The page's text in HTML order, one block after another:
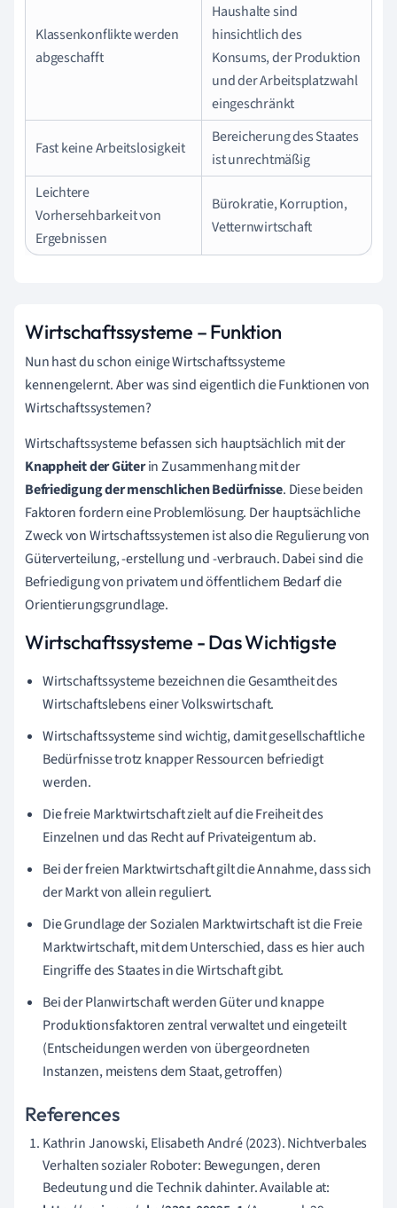
Klassenkonflikte werden
abgeschafft
Haushalte sind
hinsichtlich des
Konsums, der Produktion
und der Arbeitsplatzwahl
eingeschränkt
Fast keine Arbeitslosigkeit
Bereicherung des Staates
ist unrechtmäßig
Leichtere
Vorhersehbarkeit von
Ergebnissen
Bürokratie, Korruption,
Vetternwirtschaft
Wirtschaftssysteme – Funktion
Nun hast du schon einige Wirtschaftssysteme
kennengelernt. Aber was sind eigentlich die Funktionen von
Wirtschaftssystemen?
Wirtschaftssysteme befassen sich hauptsächlich mit der
Knappheit der Güterin Zusammenhang mit der
Befriedigung der menschlichen Bedürfnisse. Diese beiden
Faktoren fordern eine Problemlösung. Der hauptsächliche
Zweck von Wirtschaftssystemen ist also die Regulierung von
Güterverteilung, -erstellung und -verbrauch. Dabei sind die
Befriedigung von privatem und öffentlichem Bedarf die
Orientierungsgrundlage.
Wirtschaftssysteme - Das Wichtigste
Wirtschaftssysteme bezeichnen die Gesamtheit des
Wirtschaftslebens einer Volkswirtschaft.
Wirtschaftssysteme sind wichtig, damit gesellschaftliche
Bedürfnisse trotz knapper Ressourcen befriedigt
werden.
Die freie Marktwirtschaft zielt auf die Freiheit des
Einzelnen und das Recht auf Privateigentum ab.
Bei der freien Marktwirtschaft gilt die Annahme, dass sich
der Markt von allein reguliert.
Die Grundlage der Sozialen Marktwirtschaft ist die Freie
Marktwirtschaft, mit dem Unterschied, dass es hier auch
Eingriffe des Staates in die Wirtschaft gibt.
Bei der Planwirtschaft werden Güter und knappe
Produktionsfaktoren zentral verwaltet und eingeteilt
(Entscheidungen werden von übergeordneten
Instanzen, meistens dem Staat, getroffen)
References
Kathrin Janowski, Elisabeth André (2023). Nichtverbales
Verhalten sozialer Roboter: Bewegungen, deren
Bedeutung und die Technik dahinter. Available at: